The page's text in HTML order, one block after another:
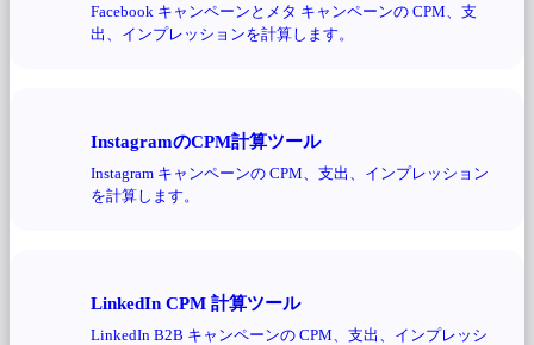
Facebook キャンペーンとメタ キャンペーンの CPM、支
出、インプレッションを計算します。
InstagramのCPM計算ツール
Instagram キャンペーンの CPM、支出、インプレッション
を計算します。
LinkedIn CPM 計算ツール
LinkedIn B2B キャンペーンの CPM、支出、インプレッシ